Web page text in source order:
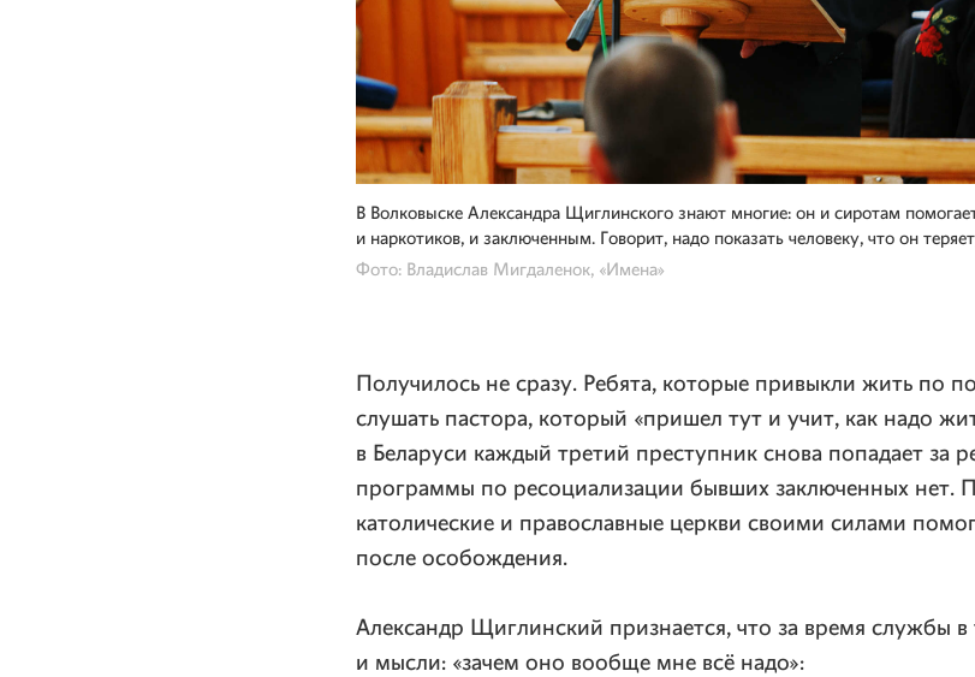
В Волковыске Александра Щиглинского знают многие: он и сиротам
и наркотиков, и заключенным. Говорит, надо показать человеку, что он
Фото: Владислав Мигдаленок, «Имена»
Получилось не сразу. Ребята, которые привыкли жить по
слушать пастора, который «пришел тут и учит, как надо
в Беларуси каждый третий преступник снова попадает за
программы по ресоциализации бывших заключенных нет.
католические и православные церкви своими силами
после особождения.
Александр Щиглинский признается, что за время службы
и мысли: «зачем оно вообще мне всё надо»: